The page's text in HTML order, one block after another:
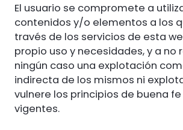
El usuario se compromete a
contenidos y/o elementos a los
través de los servicios de esta
propio uso y necesidades, y a no
ningún caso una explotación
indirecta de los mismos ni
vulnere los principios de buena
vigentes.